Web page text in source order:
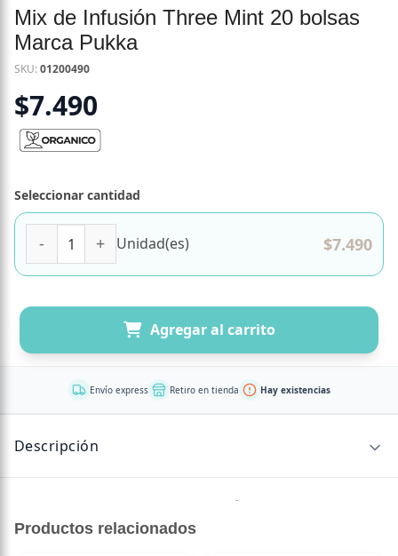
Mix de Infusión Three Mint 20 bolsas
Marca Pukka
SKU:01200490
$7.490
Seleccionar cantidad
Unidad(es) $7.490
Agregar al carrito
Envío express Retiro en tienda Hay existencias
Descripción
Pukka Three Mint Organic – Infusión Herbal 20 Sachets
Productos relacionados